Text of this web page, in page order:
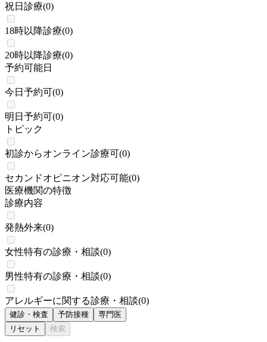
祝日診療(0)
18時以降診療(0)
20時以降診療(0)
予約可能日
今日予約可(0)
明日予約可(0)
トピック
初診からオンライン診療可(0)
セカンドオピニオン対応可能(0)
医療機関の特徴
診療内容
発熱外来(0)
女性特有の診療・相談(0)
男性特有の診療・相談(0)
アレルギーに関する診療・相談(0)
健診・検査 予防接種
専門医
リセット
検索